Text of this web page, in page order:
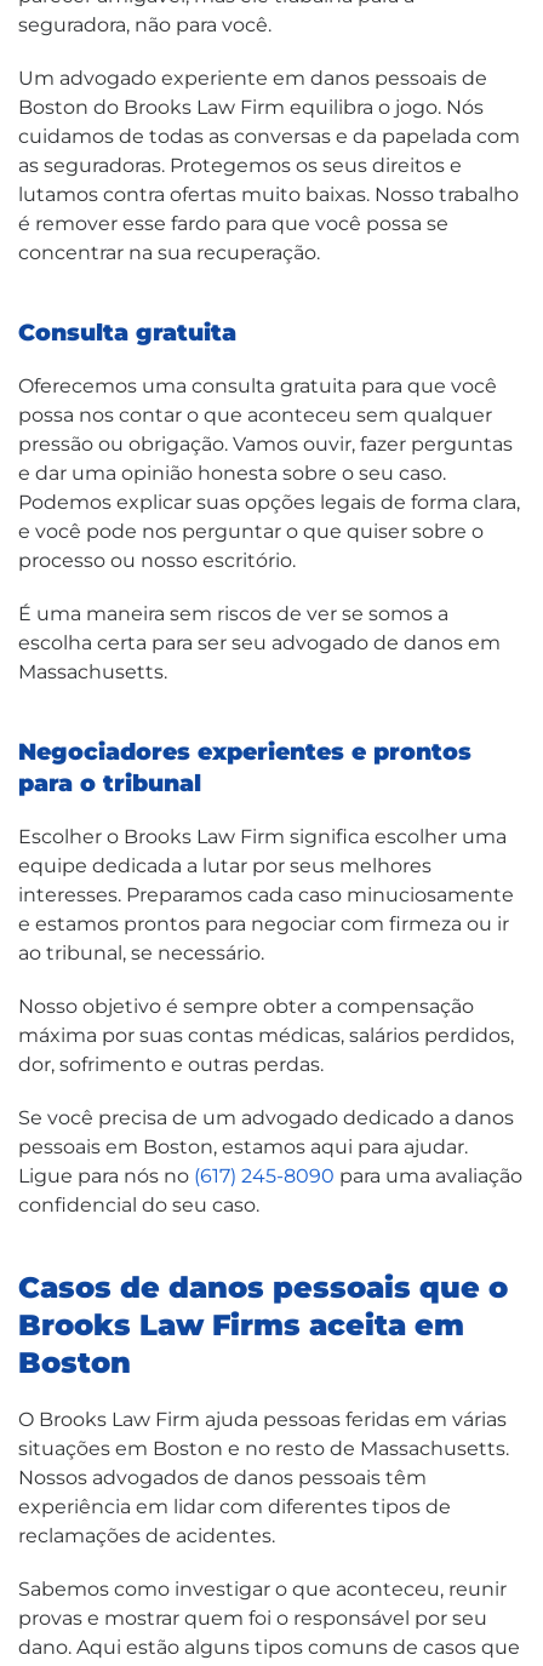
seguradora, não para você.
Um advogado experiente em danos pessoais de
Boston do Brooks Law Firm equilibra o jogo. Nós
cuidamos de todas as conversas e da papelada com
as seguradoras. Protegemos os seus direitos e
lutamos contra ofertas muito baixas. Nosso trabalho
é remover esse fardo para que você possa se
concentrar na sua recuperação.
Consulta gratuita
Oferecemos uma consulta gratuita para que você
possa nos contar o que aconteceu sem qualquer
pressão ou obrigação. Vamos ouvir, fazer perguntas
e dar uma opinião honesta sobre o seu caso.
Podemos explicar suas opções legais de forma clara,
e você pode nos perguntar o que quiser sobre o
processo ou nosso escritório.
É uma maneira sem riscos de ver se somos a
escolha certa para ser seu advogado de danos em
Massachusetts.
Negociadores experientes e prontos
para o tribunal
Escolher o Brooks Law Firm significa escolher uma
equipe dedicada a lutar por seus melhores
interesses. Preparamos cada caso minuciosamente
e estamos prontos para negociar com firmeza ou ir
ao tribunal, se necessário.
Nosso objetivo é sempre obter a compensação
máxima por suas contas médicas, salários perdidos,
dor, sofrimento e outras perdas.
Se você precisa de um advogado dedicado a danos
pessoais em Boston, estamos aqui para ajudar.
Ligue para nós no (617) 245-8090 para uma avaliação
confidencial do seu caso.
Casos de danos pessoais que o
Brooks Law Firms aceita em
Boston
O Brooks Law Firm ajuda pessoas feridas em várias
situações em Boston e no resto de Massachusetts.
Nossos advogados de danos pessoais têm
experiência em lidar com diferentes tipos de
reclamações de acidentes.
Sabemos como investigar o que aconteceu, reunir
provas e mostrar quem foi o responsável por seu
dano. Aqui estão alguns tipos comuns de casos que